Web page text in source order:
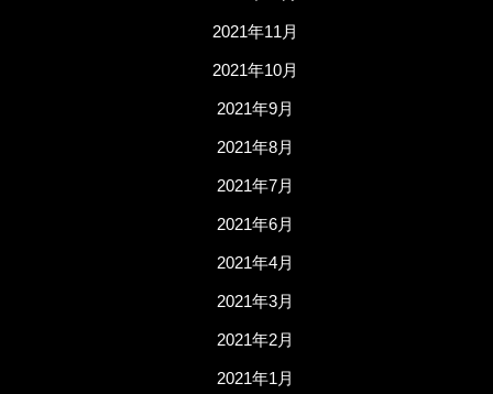
2021年11月
2021年10月
2021年9月
2021年8月
2021年7月
2021年6月
2021年4月
2021年3月
2021年2月
2021年1月